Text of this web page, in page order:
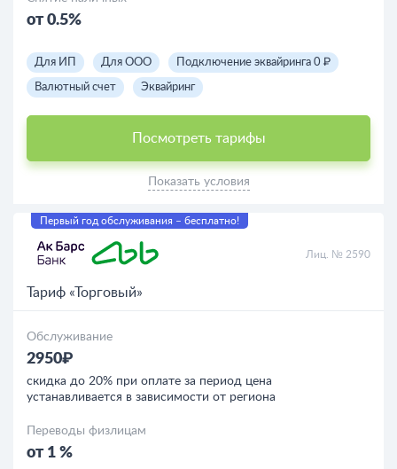
от 0.5%
Для ИП Для ООО Подключение эквайринга 0 ₽
Валютный счет Эквайринг
Посмотреть тарифы
Показать условия
Первый год обслуживания – бесплатно!
Лиц. № 2590
Тариф «Торговый»
Обслуживание
2950₽
скидка до 20% при оплате за период цена
устанавливается в зависимости от региона
Переводы физлицам
от 1 %